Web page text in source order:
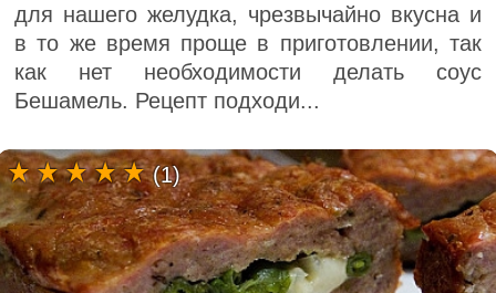
для нашего желудка, чрезвычайно вкусна и
в то же время проще в приготовлении, так
как нет необходимости делать соус
Бешамель. Рецепт подходи...
(1)